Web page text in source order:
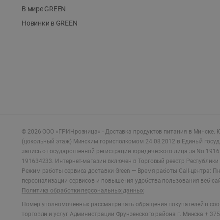
В мире GREEN
Новинки в GREEN
© 2026 ООО «ГРИНрозница» - Доставка продуктов питания в Минске.
(цокольный этаж) Минским горисполкомом 24.08.2012 в Единый
запись о государственной регистрации юридического лица за No
191634233. Интернет-магазин включен в Торговый реестр
Режим работы сервиса доставки Green — Время работы Call-центра:
персонализации сервисов и повышения удобства пользования веб-
Политика обработки персональных данных
Номер уполномоченных рассматривать обращения покупателей в
торговли и услуг Администрации Фрунзенского района г. Минска +